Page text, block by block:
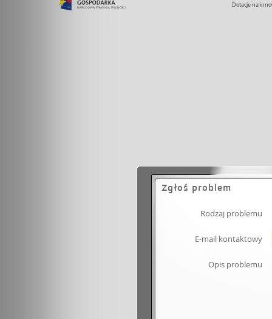
Dotacje na
Zgłoś problem
Rodzaj problemu
E-mail kontaktowy
Opis problemu